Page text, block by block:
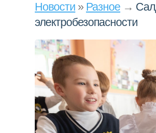
Новости » Разное →
электробезопасности